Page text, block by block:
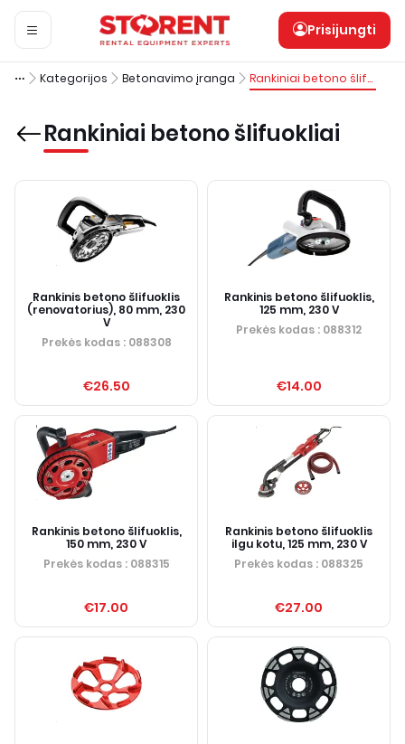
Prisijungti
Kategorijos Betonavimo įranga Rankiniai betono šlifuokliai
Rankiniai betono šlifuokliai
Rankinis betono šlifuoklis
(renovatorius), 80 mm, 230
V
Prekės kodas: 088308
€26.50
Rankinis betono šlifuoklis,
125 mm, 230 V
Prekės kodas : 088312
€14.00
Rankinis betono šlifuoklis,
150 mm, 230 V
Prekės kodas: 088315
€17.00
Rankinis betono šlifuoklis
ilgu kotu, 125 mm, 230 V
Prekės kodas : 088325
€27.00